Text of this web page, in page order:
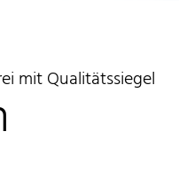
mit Qualitätssiegel